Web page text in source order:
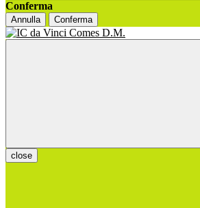
Conferma
Annulla Conferma
close